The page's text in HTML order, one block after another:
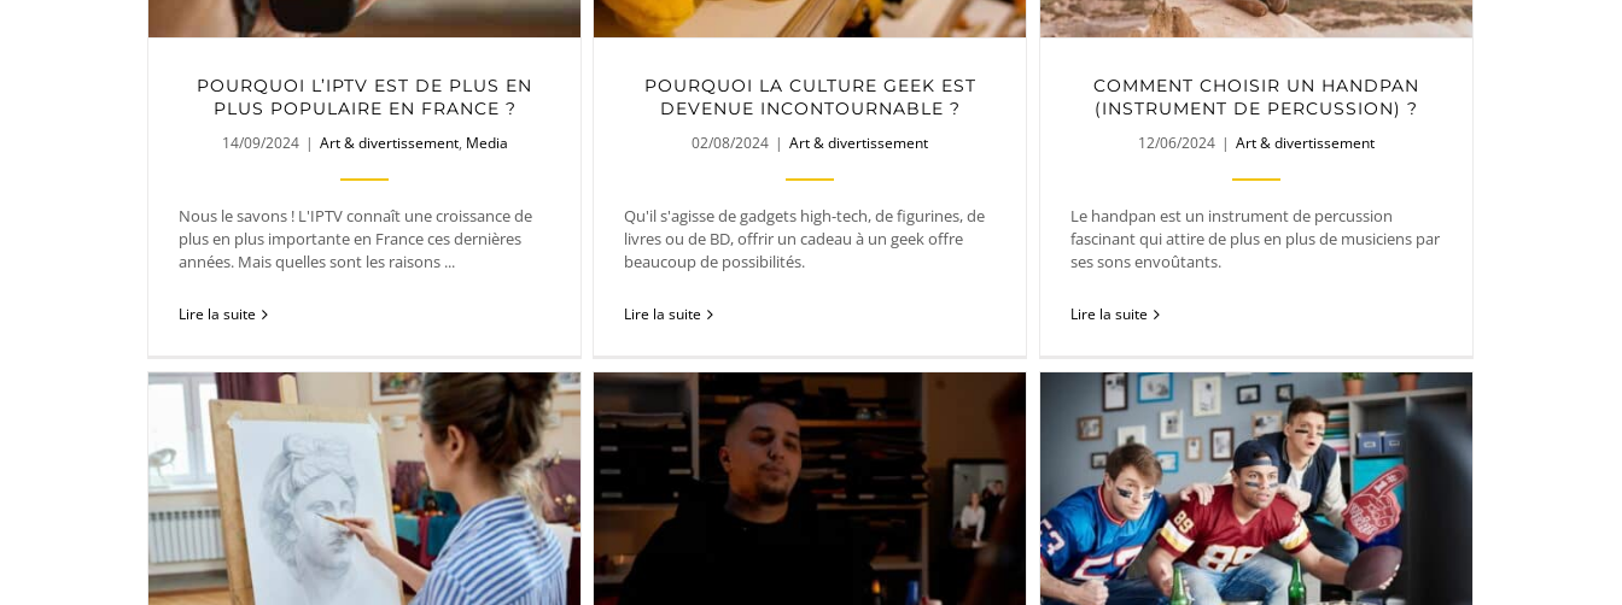
POURQUOI L’IPTV EST DE PLUS EN
PLUS POPULAIRE EN FRANCE ?
14/09/2024 | Art & divertissement, Media
Nous le savons ! L'IPTV connaît une croissance de
plus en plus importante en France ces dernières
années. Mais quelles sont les raisons ...
Lire la suite
POURQUOI LA CULTURE GEEK EST
DEVENUE INCONTOURNABLE ?
02/08/2024 | Art & divertissement
Qu'il s'agisse de gadgets high-tech, de figurines, de
livres ou de BD, offrir un cadeau à un geek offre
beaucoup de possibilités.
Lire la suite
COMMENT CHOISIR UN HANDPAN
(INSTRUMENT DE PERCUSSION) ?
12/06/2024 | Art & divertissement
Le handpan est un instrument de percussion
fascinant qui attire de plus en plus de musiciens par
ses sons envoûtants.
Lire la suite